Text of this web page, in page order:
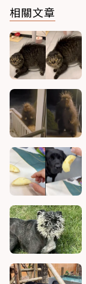
相關文章